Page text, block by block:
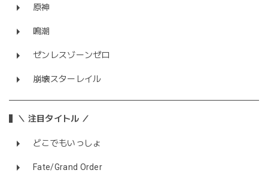
原神
鳴潮
ゼンレスゾーンゼロ
崩壊スターレイル
＼ 注目タイトル ／
どこでもいっしょ
Fate/Grand Order